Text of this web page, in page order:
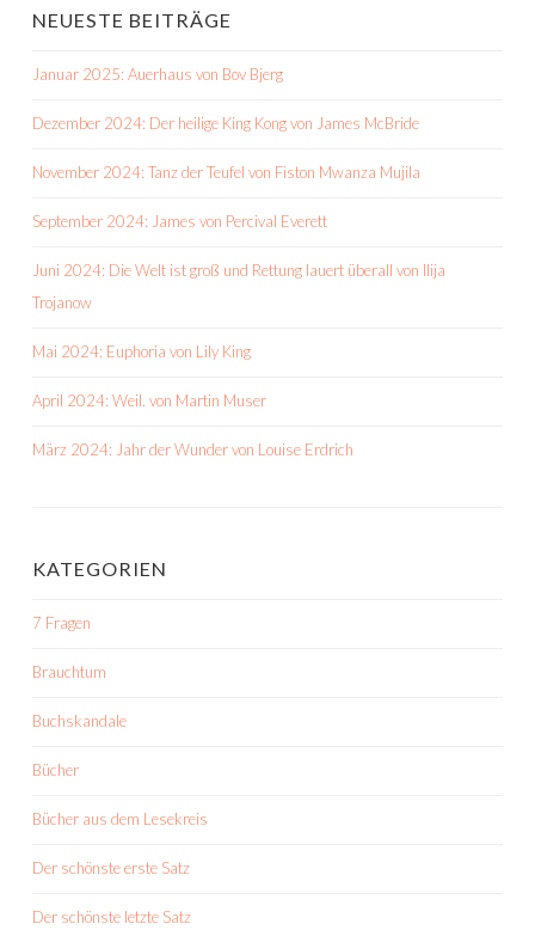
NEUESTE BEITRÄGE
Januar 2025: Auerhaus von Bov Bjerg
Dezember 2024: Der heilige King Kong von James McBride
November 2024: Tanz der Teufel von Fiston Mwanza Mujila
September 2024: James von Percival Everett
Juni 2024: Die Welt ist groß und Rettung lauert überall von Ilija
Trojanow
Mai 2024: Euphoria von Lily King
April 2024: Weil. von Martin Muser
März 2024: Jahr der Wunder von Louise Erdrich
KATEGORIEN
7 Fragen
Brauchtum
Buchskandale
Bücher
Bücher aus dem Lesekreis
Der schönste erste Satz
Der schönste letzte Satz